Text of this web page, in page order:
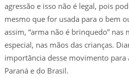
agressão e isso não é legal, pois
mesmo que for usada para o bem
assim, “arma não é brinquedo” nas
especial, nas mãos das crianças.
importância desse movimento para
Paraná e do Brasil.